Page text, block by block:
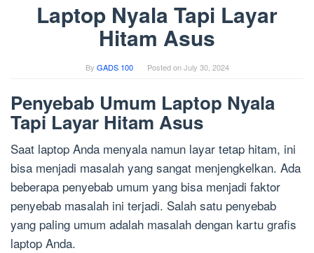
Laptop Nyala Tapi Layar
Hitam Asus
By GADS 100 Posted onJuly 30, 2024
Penyebab Umum Laptop Nyala
Tapi Layar Hitam Asus
Saat laptop Anda menyala namun layar tetap hitam, ini
bisa menjadi masalah yang sangat menjengkelkan. Ada
beberapa penyebab umum yang bisa menjadi faktor
penyebab masalah ini terjadi. Salah satu penyebab
yang paling umum adalah masalah dengan kartu grafis
laptop Anda.